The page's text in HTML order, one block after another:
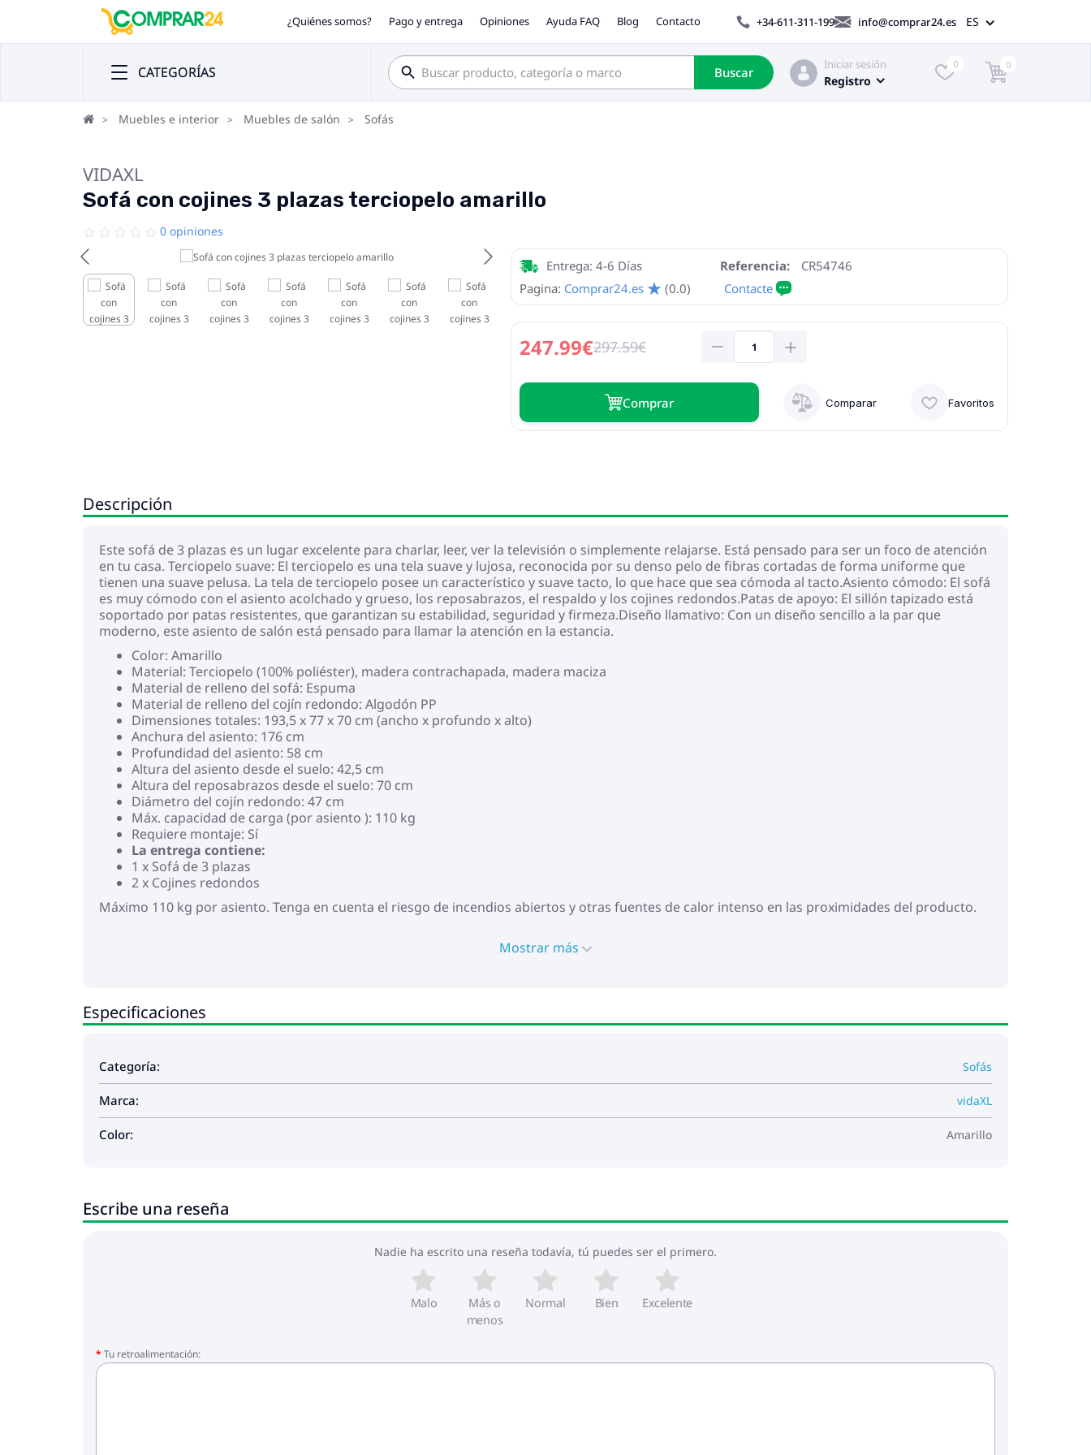
¿Quiénes somos? Pago y entrega Opiniones Ayuda FAQ Blog Contacto +34-611-311-199 info@comprar24.es ES
CATEGORÍAS Buscar
Iniciar sesión
Registro
0 0
Muebles e interior Muebles de salón Sofás
VIDAXL
Sofá con cojines 3 plazas terciopelo amarillo
0 opiniones
Entrega: 4-6 Días Referencia:
CR54746
Pagina: Comprar24.es (0.0)
247.99€297.59€
Сomprar Favoritos
Comparar
Descripción
Este sofá de 3 plazas es un lugar excelente para charlar, leer, ver la televisión o simplemente relajarse. Está pensado para ser un foco de atención
en tu casa. Terciopelo suave: El terciopelo es una tela suave y lujosa, reconocida por su denso pelo de fibras cortadas de forma uniforme que
tienen una suave pelusa. La tela de terciopelo posee un característico y suave tacto, lo que hace que sea cómoda al tacto.Asiento cómodo: El sofá
es muy cómodo con el asiento acolchado y grueso, los reposabrazos, el respaldo y los cojines redondos.Patas de apoyo: El sillón tapizado está
soportado por patas resistentes, que garantizan su estabilidad, seguridad y firmeza.Diseño llamativo: Con un diseño sencillo a la par que
moderno, este asiento de salón está pensado para llamar la atención en la estancia.
Color: Amarillo
Material: Terciopelo (100% poliéster), madera contrachapada, madera maciza
Material de relleno del sofá: Espuma
Material de relleno del cojín redondo: Algodón PP
Dimensiones totales: 193,5 x 77 x 70 cm (ancho x profundo x alto)
Anchura del asiento: 176 cm
Profundidad del asiento: 58 cm
Altura del asiento desde el suelo: 42,5 cm
Altura del reposabrazos desde el suelo: 70 cm
Diámetro del cojín redondo: 47 cm
Máx. capacidad de carga (por asiento ): 110 kg
Requiere montaje: Sí
La entrega contiene:
1 x Sofá de 3 plazas
2 x Cojines redondos
Máximo 110 kg por asiento. Tenga en cuenta el riesgo de incendios abiertos y otras fuentes de calor intenso en las proximidades del producto.
Mostrar más
Especificaciones
Categoría: Sofás
Marca: vidaXL
Color: Amarillo
Escribe una reseña
Nadie ha escrito una reseña todavía, tú puedes ser el primero.
Malo
Más o
menos
Normal Bien Excelente
Tu retroalimentación: